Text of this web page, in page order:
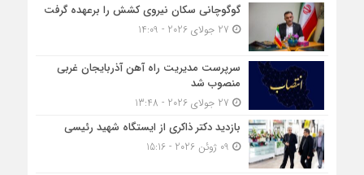
گوگوچانی سکان نیروی کشش را برعهده گرفت
سرپرست مدیریت راه آهن آذربایجان غربی
منصوب شد
بازدید دکتر ذاکری از ایستگاه شهید رئیسی